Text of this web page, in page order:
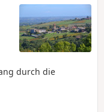
durch die